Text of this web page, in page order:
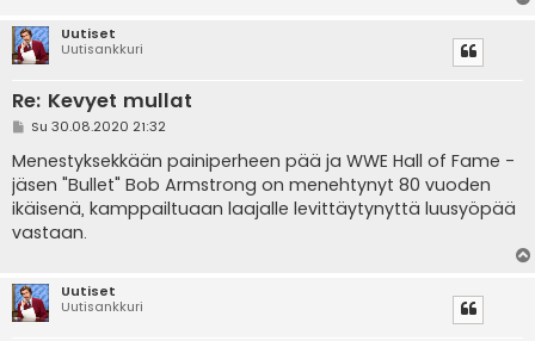
Uutiset
Uutisankkuri
Re: Kevyet mullat
V
e
s
t
i
Su 30.08.2020 21:32
Menestyksekkään painiperheen pää ja WWE Hall of Fame -
jäsen "Bullet" Bob Armstrong on menehtynyt 80 vuoden
ikäisenä, kamppailtuaan laajalle levittäytynyttä luusyöpää
vastaan.
Uutiset
Uutisankkuri